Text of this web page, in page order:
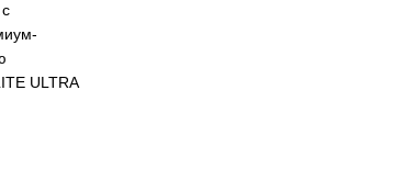
ULTRA